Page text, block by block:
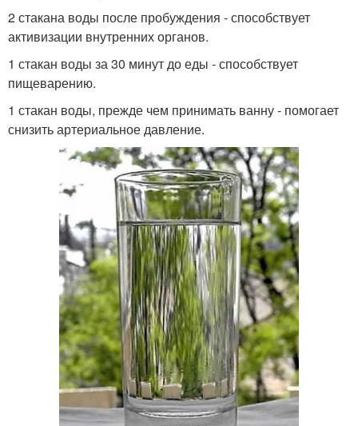
2 стакана воды после пробуждения - способствует
активизации внутренних органов.
1 стакан воды за 30 минут до еды - способствует
пищеварению.
1 стакан воды, прежде чем принимать ванну - помогает
снизить артериальное давление.